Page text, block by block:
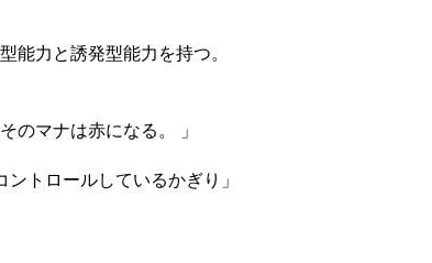
能力と誘発型能力を持つ。
のマナは赤になる。 」
トロールしているかぎり」